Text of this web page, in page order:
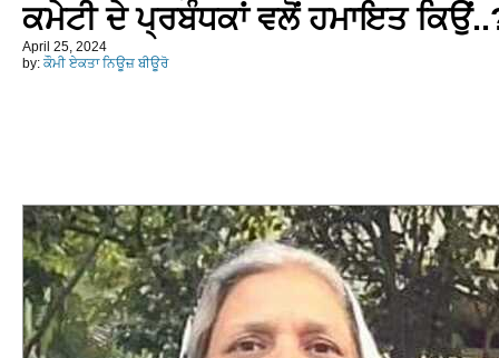
ਕਮੇਟੀ ਦੇ ਪ੍ਰਬੰਧਕਾਂ ਵਲੋਂ ਹਮਾਇਤ
April 25, 2024
by: ਕੌਮੀ ਏਕਤਾ ਨਿਊਜ਼ ਬੀਊਰੋ